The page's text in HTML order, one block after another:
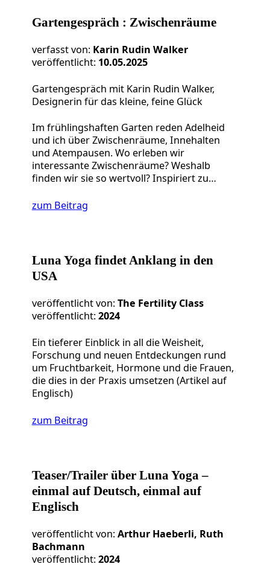
Gartengespräch : Zwischenräume
verfasst von: Karin Rudin Walker
veröffentlicht: 10.05.2025
Gartengespräch mit Karin Rudin Walker,
Designerin für das kleine, feine Glück
Im frühlingshaften Garten reden Adelheid
und ich über Zwischenräume, Innehalten
und Atempausen. Wo erleben wir
interessante Zwischenräume? Weshalb
finden wir sie so wertvoll? Inspiriert zu…
zum Beitrag
Luna Yoga findet Anklang in den
USA
veröffentlicht von:The Fertility Class
veröffentlicht:2024
Ein tieferer Einblick in all die Weisheit,
Forschung und neuen Entdeckungen rund
um Fruchtbarkeit, Hormone und die Frauen,
die dies in der Praxis umsetzen (Artikel auf
Englisch)
zum Beitrag
Teaser/Trailer über Luna Yoga –
einmal auf Deutsch, einmal auf
Englisch
veröffentlicht von:Arthur Haeberli, Ruth
Bachmann
veröffentlicht:2024